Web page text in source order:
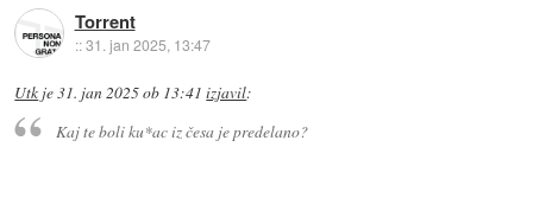
Torrent
::31. jan 2025, 13:47
Utk je31. jan 2025 ob 13:41 izjavil:
Kaj te boli ku*ac iz česa je predelano?